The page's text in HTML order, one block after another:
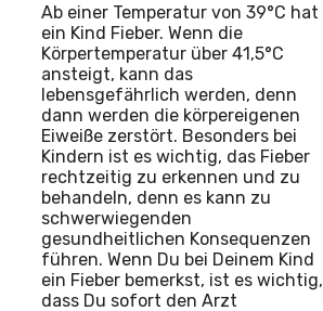
Ab einer Temperatur von 39°C hat
ein Kind Fieber. Wenn die
Körpertemperatur über 41,5°C
ansteigt, kann das
lebensgefährlich werden, denn
dann werden die körpereigenen
Eiweiße zerstört. Besonders bei
Kindern ist es wichtig, das Fieber
rechtzeitig zu erkennen und zu
behandeln, denn es kann zu
schwerwiegenden
gesundheitlichen Konsequenzen
führen. Wenn Du bei Deinem Kind
ein Fieber bemerkst, ist es wichtig,
dass Du sofort den Arzt